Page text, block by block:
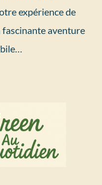
expérience de
fascinante aventure